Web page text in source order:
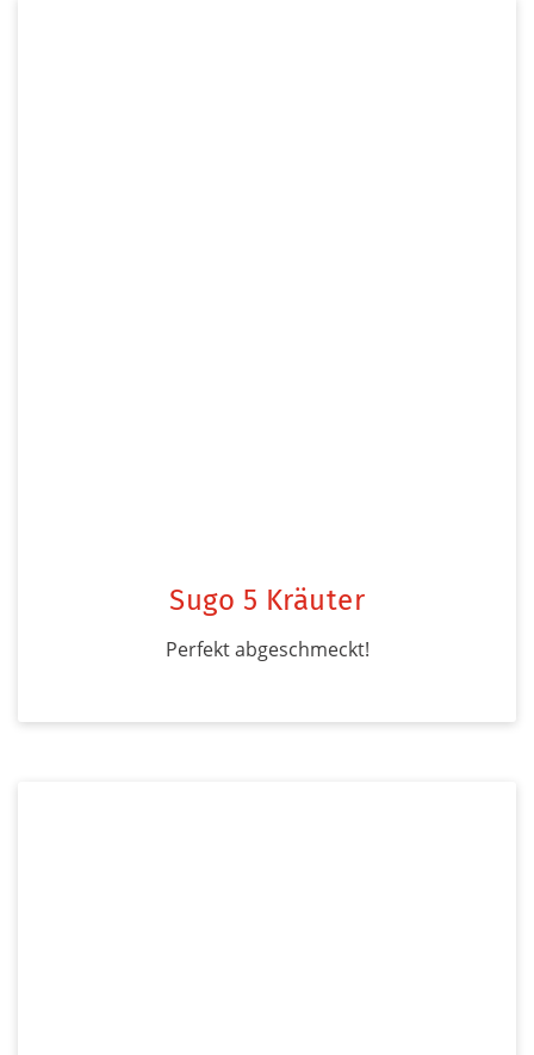
Sugo 5 Kräuter
Perfekt abgeschmeckt!